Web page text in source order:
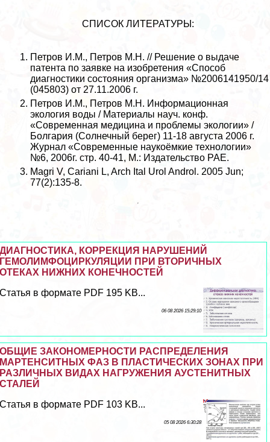
СПИСОК ЛИТЕРАТУРЫ:
Петров И.М., Петров М.Н. // Решение о выдаче
патента по заявке на изобретения «Способ
диагностики состояния организма» №2006141950/14
(045803) от 27.11.2006 г.
Петров И.М., Петров М.Н. Информационная
экология воды / Материалы науч. конф.
«Современная медицина и проблемы экологии» /
Болгария (Солнечный берег) 11-18 августа 2006 г.
Журнал «Современные наукоёмкие технологии»
№6, 2006г. стр. 40-41, М.: Издательство РАЕ.
Magri V, Cariani L, Arch Ital Urol Androl. 2005 Jun;
77(2):135-8.
ДИАГНОСТИКА, КОРРЕКЦИЯ НАРУШЕНИЙ
ГЕМОЛИМФОЦИРКУЛЯЦИИ ПРИ ВТОРИЧНЫХ
ОТЕКАХ НИЖНИХ КОНЕЧНОСТЕЙ
Статья в формате PDF 195 KB...
06 08 2026 15:29:10
ОБЩИЕ ЗАКОНОМЕРНОСТИ РАСПРЕДЕЛЕНИЯ
МАРТЕНСИТНЫХ ФАЗ В ПЛАСТИЧЕСКИХ ЗОНАХ ПРИ
РАЗЛИЧНЫХ ВИДАХ НАГРУЖЕНИЯ АУСТЕНИТНЫХ
СТАЛЕЙ
Статья в формате PDF 103 KB...
05 08 2026 6:30:28